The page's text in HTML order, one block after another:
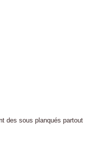
des sous planqués partout